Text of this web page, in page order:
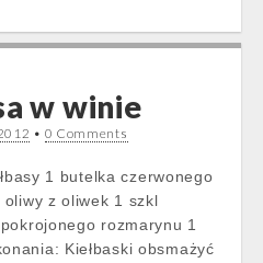
w winie
• 0 Comments
1 butelka czerwonego
oliwy z oliwek 1 szkl
rozmarynu 1
Kiełbaski obsmażyć